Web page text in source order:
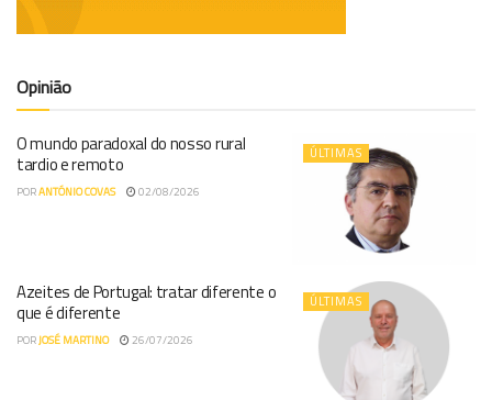
Opinião
ÚLTIMAS
O mundo paradoxal do nosso rural
tardio e remoto
PORANTÓNIO COVAS 02/08/2026
ÚLTIMAS
Azeites de Portugal: tratar diferente o
que é diferente
PORJOSÉ MARTINO 26/07/2026